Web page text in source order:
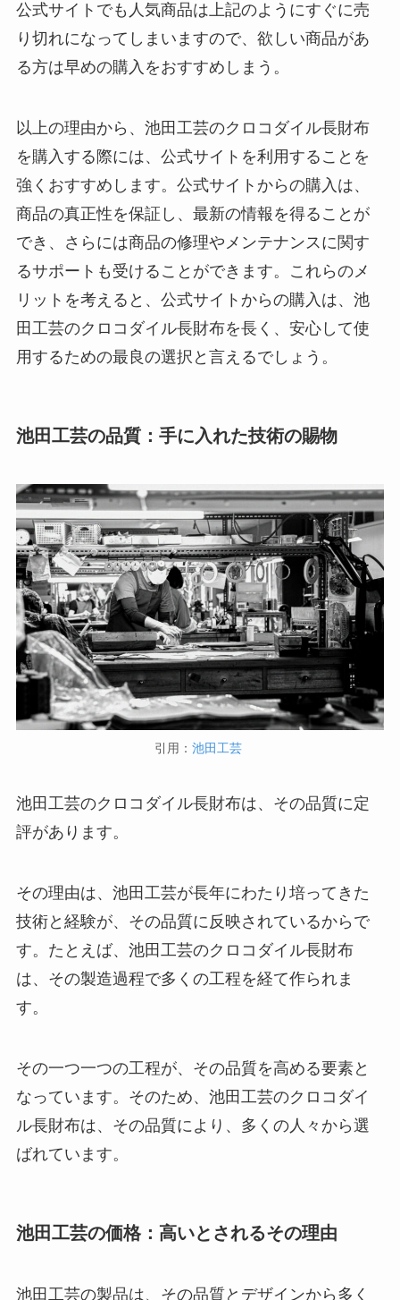
公式サイトでも人気商品は上記のようにすぐに売
り切れになってしまいますので、欲しい商品があ
る方は早めの購入をおすすめしまう。
以上の理由から、池田工芸のクロコダイル長財布
を購入する際には、公式サイトを利用することを
強くおすすめします。公式サイトからの購入は、
商品の真正性を保証し、最新の情報を得ることが
でき、さらには商品の修理やメンテナンスに関す
るサポートも受けることができます。これらのメ
リットを考えると、公式サイトからの購入は、池
田工芸のクロコダイル長財布を長く、安心して使
用するための最良の選択と言えるでしょう。
池田工芸の品質：手に入れた技術の賜物
引用： 池田工芸
池田工芸のクロコダイル長財布は、その品質に定
評があります。
その理由は、池田工芸が長年にわたり培ってきた
技術と経験が、その品質に反映されているからで
す。たとえば、池田工芸のクロコダイル長財布
は、その製造過程で多くの工程を経て作られま
す。
その一つ一つの工程が、その品質を高める要素と
なっています。そのため、池田工芸のクロコダイ
ル長財布は、その品質により、多くの人々から選
ばれています。
池田工芸の価格：高いとされるその理由
池田工芸の製品は、その品質とデザインから多く